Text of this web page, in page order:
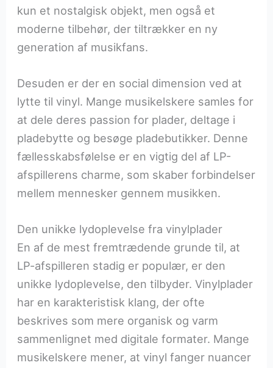
kun et nostalgisk objekt, men også et
moderne tilbehør, der tiltrækker en ny
generation af musikfans.
Desuden er der en social dimension ved at
lytte til vinyl. Mange musikelskere samles for
at dele deres passion for plader, deltage i
pladebytte og besøge pladebutikker. Denne
fællesskabsfølelse er en vigtig del af LP-
afspillerens charme, som skaber forbindelser
mellem mennesker gennem musikken.
Den unikke lydoplevelse fra vinylplader
En af de mest fremtrædende grunde til, at
LP-afspilleren stadig er populær, er den
unikke lydoplevelse, den tilbyder. Vinylplader
har en karakteristisk klang, der ofte
beskrives som mere organisk og varm
sammenlignet med digitale formater. Mange
musikelskere mener, at vinyl fanger nuancer